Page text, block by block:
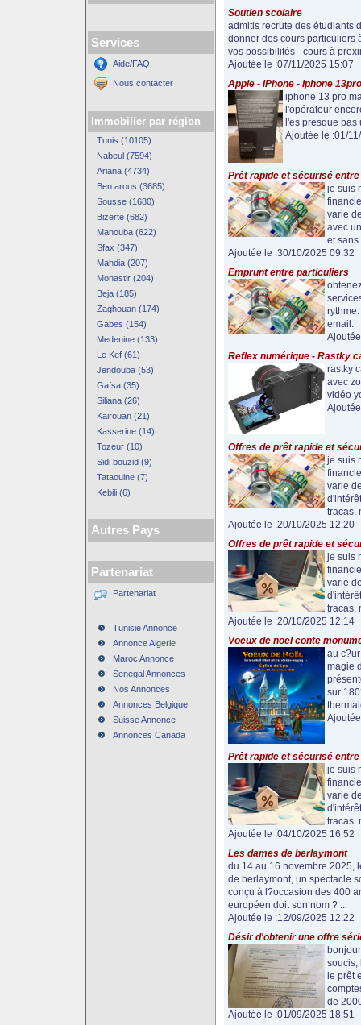
Services
Aide/FAQ
Nous contacter
Immobilier par région
Tunis (10105)
Nabeul (7594)
Ariana (4734)
Ben arous (3685)
Sousse (1680)
Bizerte (682)
Manouba (622)
Sfax (347)
Mahdia (207)
Monastir (204)
Beja (185)
Zaghouan (174)
Gabes (154)
Medenine (133)
Le Kef (61)
Jendouba (53)
Gafsa (35)
Siliana (26)
Kairouan (21)
Kasserine (14)
Tozeur (10)
Sidi bouzid (9)
Tataouine (7)
Kebili (6)
Autres Pays
Partenariat
Partenariat
Tunisie Annonce
Annonce Algerie
Maroc Annonce
Senegal Annonces
Nos Annonces
Annonces Belgique
Suisse Annonce
Annonces Canada
Soutien scolaire
admitis recrute des étudiants
donner des cours particuliers
vos possibilités - cours à
Ajoutée le :07/11/2025 15:07
Apple - iPhone - Iphone
iphone 13 pro
l'opérateur
l'es presque
Ajoutée le :01/
Prêt rapide et sécurisé
je suis
varie
avec
et sans
Ajoutée le :30/10/2025 09:32
Emprunt entre particuliers
email:
Reflex numérique - Rastky
rastky
avec
vidéo
Offres de prêt rapide et
je suis
varie
tracas.
Ajoutée le :20/10/2025 12:20
Offres de prêt rapide et
je suis
varie
tracas.
Ajoutée le :20/10/2025 12:14
Voeux de noel conte
au
magie
sur
Prêt rapide et sécurisé
je suis
varie
tracas.
Ajoutée le :04/10/2025 16:52
Les dames de berlaymont
du 14 au 16 novembre 2025,
de berlaymont, un spectacle
conçu à l?occasion des 400
européen doit son nom ? ...
Ajoutée le :12/09/2025 12:22
Désir d'obtenir une offre
soucis;
le prêt
de
Ajoutée le :01/09/2025 18:51